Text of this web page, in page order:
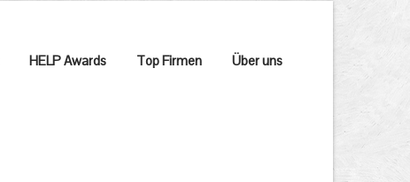
HELP Awards Top Firmen Über uns